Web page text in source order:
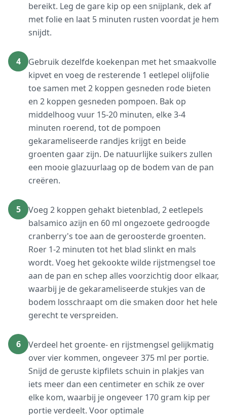
bereikt. Leg de gare kip op een snijplank, dek af
met folie en laat 5 minuten rusten voordat je hem
snijdt.
4
Gebruik dezelfde koekenpan met het smaakvolle
kipvet en voeg de resterende 1 eetlepel olijfolie
toe samen met 2 koppen gesneden rode bieten
en 2 koppen gesneden pompoen. Bak op
middelhoog vuur 15-20 minuten, elke 3-4
minuten roerend, tot de pompoen
gekarameliseerde randjes krijgt en beide
groenten gaar zijn. De natuurlijke suikers zullen
een mooie glazuurlaag op de bodem van de pan
creëren.
5
Voeg 2 koppen gehakt bietenblad, 2 eetlepels
balsamico azijn en 60 ml ongezoete gedroogde
cranberry's toe aan de geroosterde groenten.
Roer 1-2 minuten tot het blad slinkt en mals
wordt. Voeg het gekookte wilde rijstmengsel toe
aan de pan en schep alles voorzichtig door elkaar,
waarbij je de gekarameliseerde stukjes van de
bodem losschraapt om die smaken door het hele
gerecht te verspreiden.
6
Verdeel het groente- en rijstmengsel gelijkmatig
over vier kommen, ongeveer 375 ml per portie.
Snijd de geruste kipfilets schuin in plakjes van
iets meer dan een centimeter en schik ze over
elke kom, waarbij je ongeveer 170 gram kip per
portie verdeelt. Voor optimale